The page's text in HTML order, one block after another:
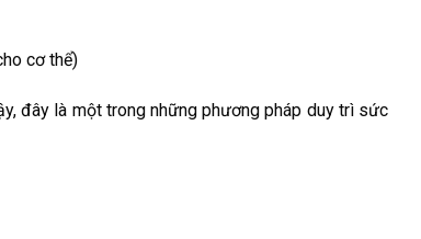
cơ thể)
đây là một trong những phương pháp duy trì sức